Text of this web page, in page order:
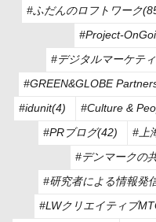
#ふだんのロフトワーク
#Project-
#デジタルマーケテ
#GREEN&GLOBE
#idunit(4)
#Culture &
#PRブログ(42)
#上
#デンマークの
#研究者による情報発
#LWクリエイティブ